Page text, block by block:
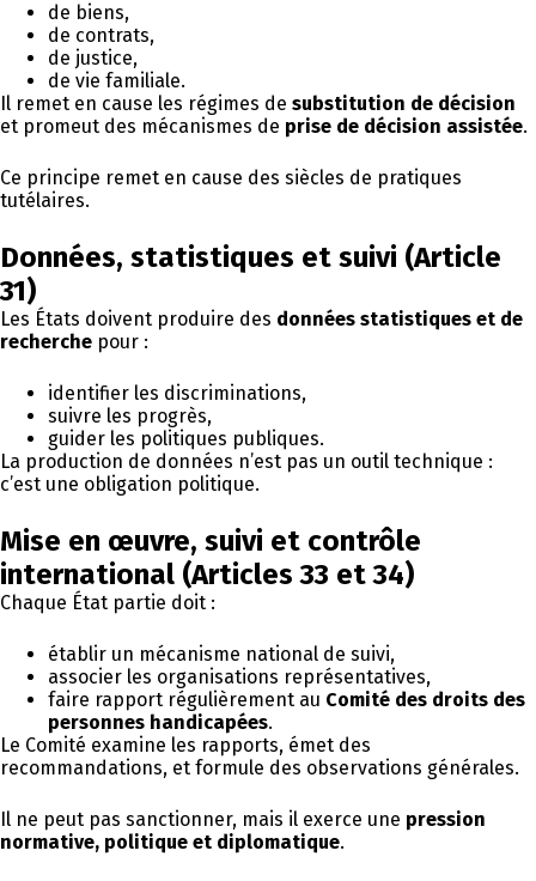
de biens,
de contrats,
de justice,
de vie familiale.
Il remet en cause les régimes de substitution de décision
et promeut des mécanismes de prise de décision assistée.
Ce principe remet en cause des siècles de pratiques
tutélaires.
Données, statistiques et suivi (Article
31)
Les États doivent produire des données statistiques et de
recherche pour :
identifier les discriminations,
suivre les progrès,
guider les politiques publiques.
La production de données n’est pas un outil technique :
c’est une obligation politique.
Mise en œuvre, suivi et contrôle
international (Articles 33 et 34)
Chaque État partie doit :
établir un mécanisme national de suivi,
associer les organisations représentatives,
faire rapport régulièrement au Comité des droits des
personnes handicapées.
Le Comité examine les rapports, émet des
recommandations, et formule des observations générales.
Il ne peut pas sanctionner, mais il exerce une pression
normative, politique et diplomatique.